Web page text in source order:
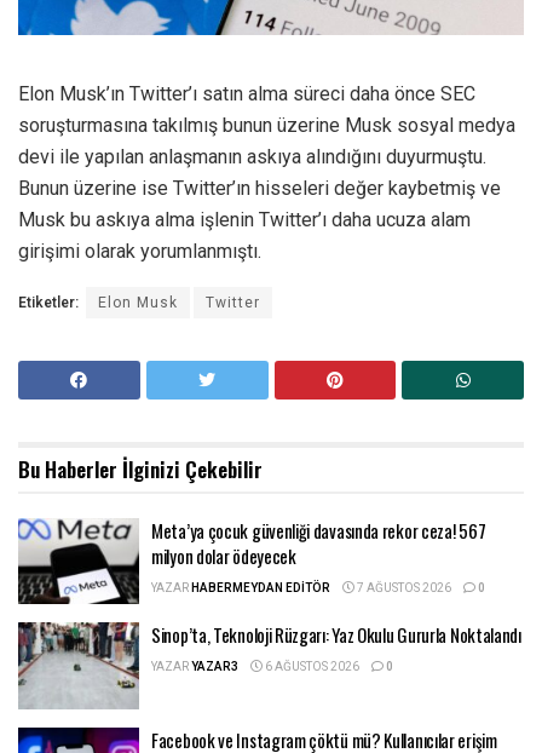
Elon Musk’ın Twitter’ı satın alma süreci daha önce SEC
soruşturmasına takılmış bunun üzerine Musk sosyal medya
devi ile yapılan anlaşmanın askıya alındığını duyurmuştu.
Bunun üzerine ise Twitter’ın hisseleri değer kaybetmiş ve
Musk bu askıya alma işlenin Twitter’ı daha ucuza alam
girişimi olarak yorumlanmıştı.
Etiketler: Elon Musk Twitter
Bu Haberler İlginizi Çekebilir
Meta’ya çocuk güvenliği davasında rekor ceza! 567
milyon dolar ödeyecek
YAZARHABERMEYDAN EDITÖR 7 AĞUSTOS 2026 0
Sinop’ta, Teknoloji Rüzgarı: Yaz Okulu Gururla Noktalandı
YAZARYAZAR3 6 AĞUSTOS 2026 0
Facebook ve Instagram çöktü mü? Kullanıcılar erişim